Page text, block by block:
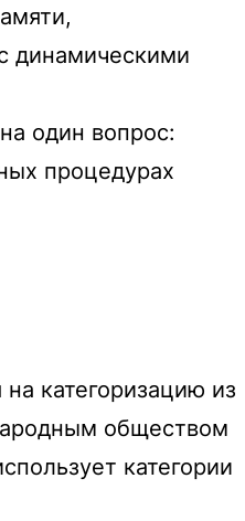
динамическими
один вопрос:
процедурах
категоризацию из
обществом
категории